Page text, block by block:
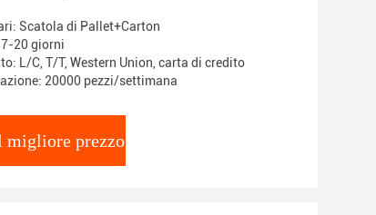
Scatola di Pallet+Carton
20 giorni
L/C, T/T, Western Union, carta di credito
20000 pezzi/settimana
migliore prezzo